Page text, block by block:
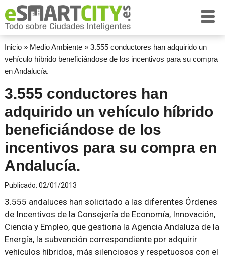
Inicio» Medio Ambiente» 3.555 conductores han adquirido un
vehículo híbrido beneficiándose de los incentivos para su compra
en Andalucía.
3.555 conductores han
adquirido un vehículo híbrido
beneficiándose de los
incentivos para su compra en
Andalucía.
Publicado: 02/01/2013
3.555 andaluces han solicitado a las diferentes Órdenes
de Incentivos de la Consejería de Economía, Innovación,
Ciencia y Empleo, que gestiona la Agencia Andaluza de la
Energía, la subvención correspondiente por adquirir
vehículos híbridos, más silenciosos y respetuosos con el